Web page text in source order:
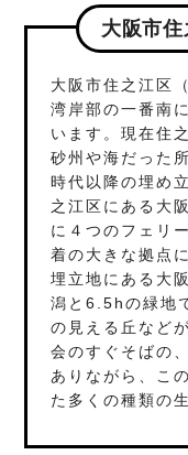
大阪市
大阪市住之江区
湾岸部の一番南
います。現在住
砂州や海だった
時代以降の埋め
之江区にある大
に４つのフェリ
着の大きな拠点
埋立地にある大
潟と6.5hの緑地
の見える丘など
会のすぐそばの
ありながら、こ
た多くの種類の